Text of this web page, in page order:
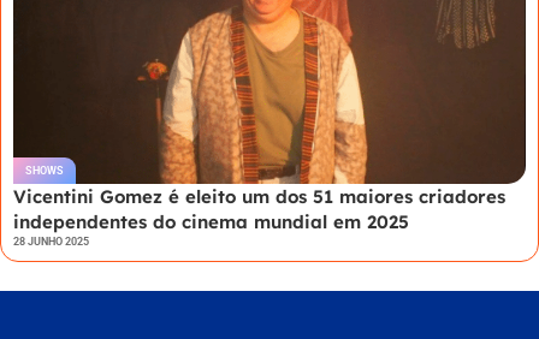
SHOWS
Vicentini Gomez é eleito um dos 51 maiores criadores
independentes do cinema mundial em 2025
28 JUNHO 2025